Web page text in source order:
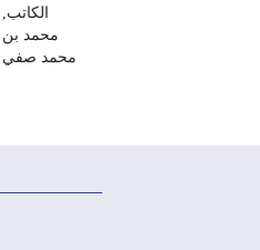
الكاتب‏,
‏محمد بن
محمد صفي
للنشر، 1986-